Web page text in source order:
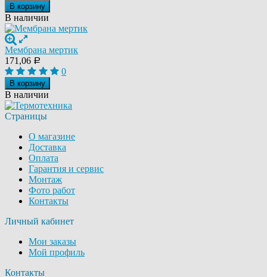
В корзину
В наличии
Мембрана мертик
171,06 Р
0
В корзину
В наличии
Страницы
О магазине
Доставка
Оплата
Гарантия и сервис
Монтаж
Фото работ
Контакты
Личный кабинет
Мои заказы
Мой профиль
Контакты